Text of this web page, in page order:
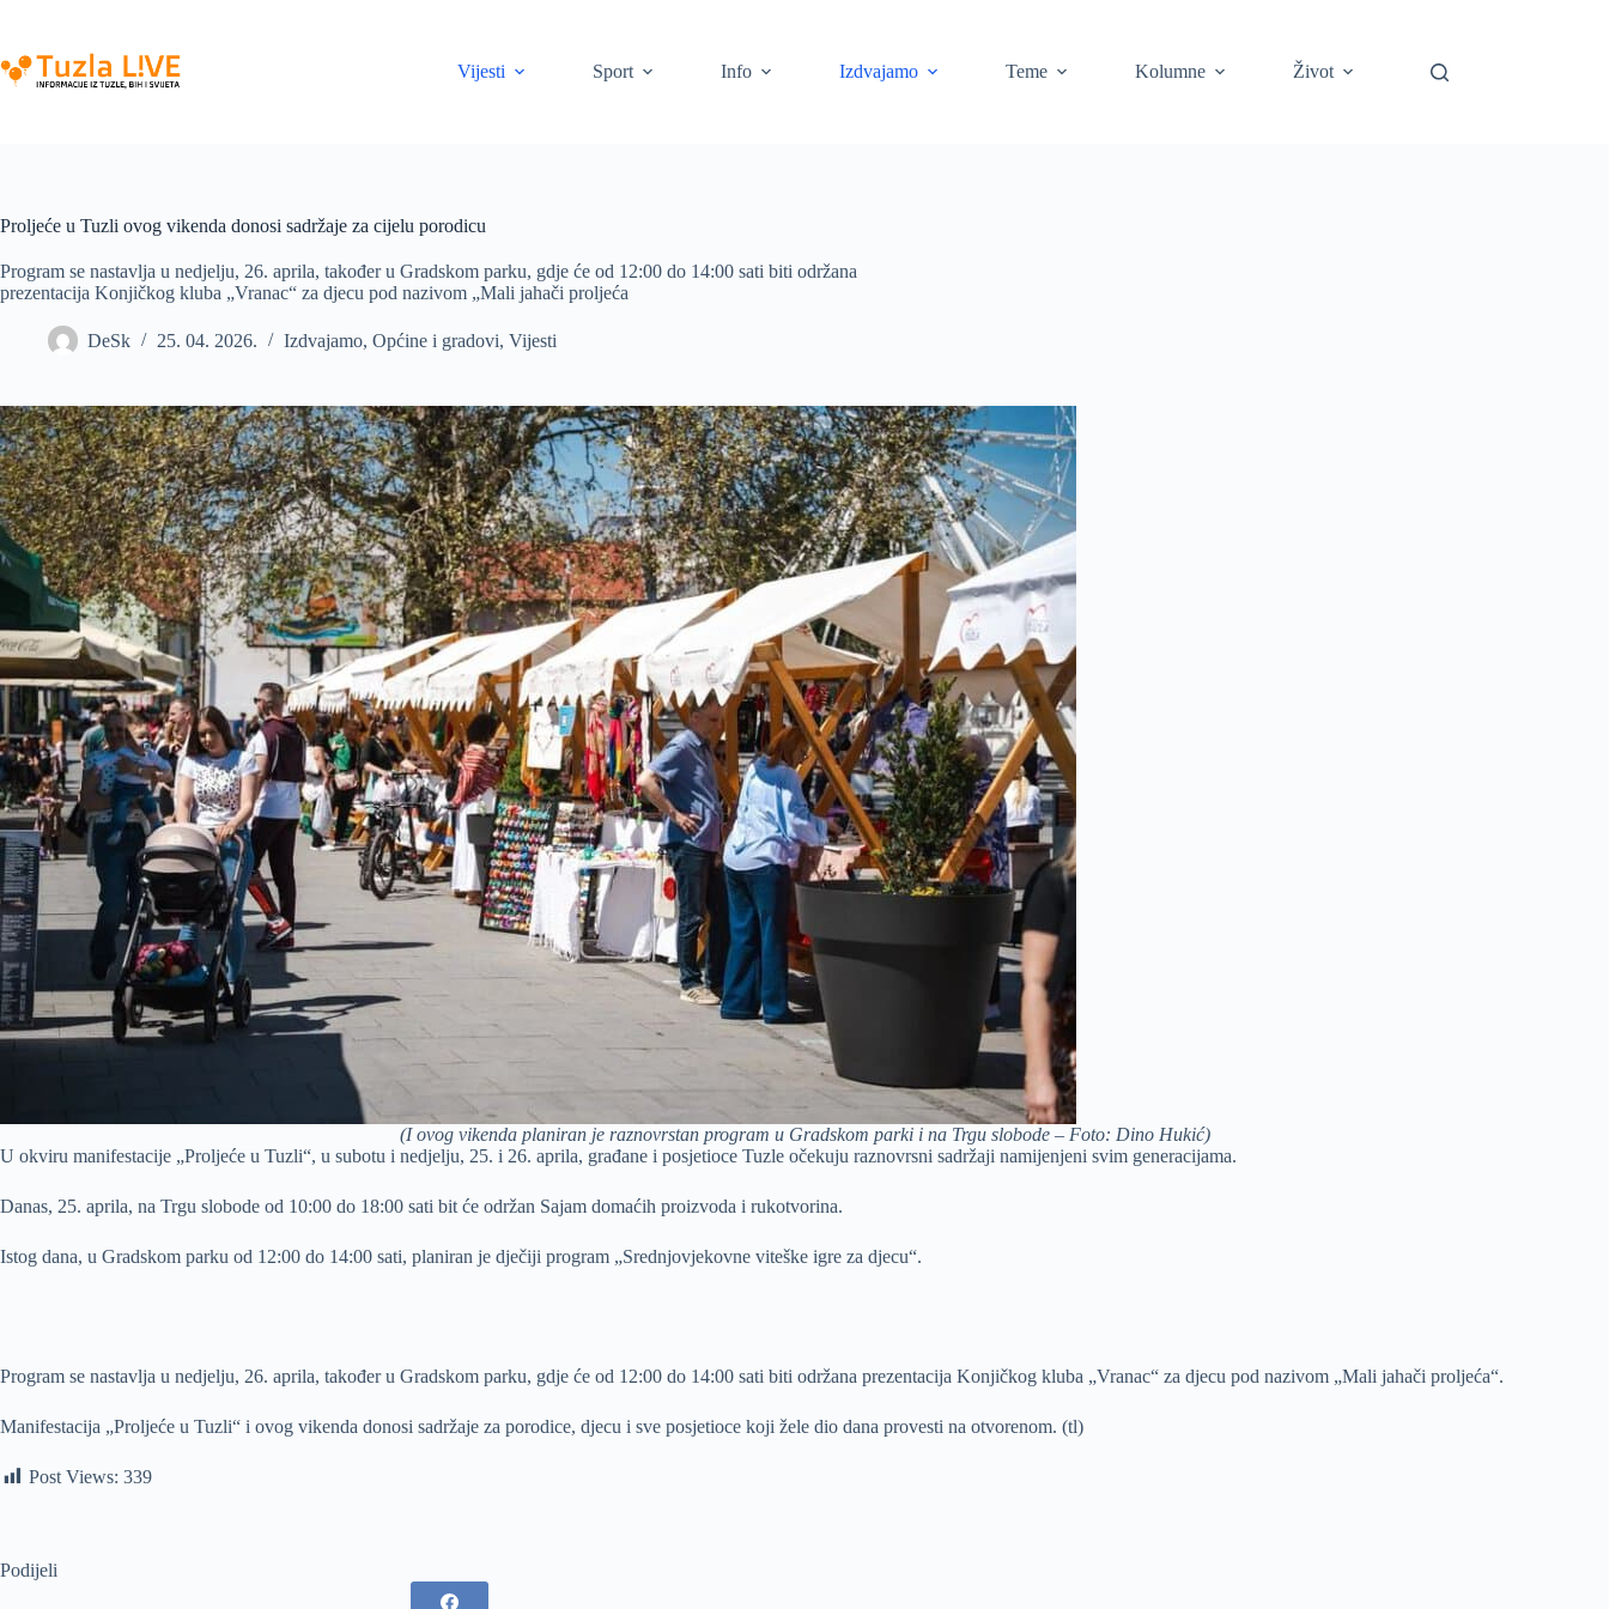
content
Vijesti
Sport Info Izdvajamo Teme Kolumne Život
Proljeće u Tuzli ovog vikenda donosi sadržaje za cijelu porodicu
Program se nastavlja u nedjelju, 26. aprila, također u Gradskom parku, gdje će od 12:00 do 14:00 sati biti održana
prezentacija Konjičkog kluba „Vranac“ za djecu pod nazivom „Mali jahači proljeća
DeSk 25. 04. 2026. Izdvajamo, Općine i gradovi, Vijesti
(I ovog vikenda planiran je raznovrstan program u Gradskom parki i na Trgu slobode – Foto: Dino Hukić)
U okviru manifestacije „Proljeće u Tuzli“, u subotu i nedjelju, 25. i 26. aprila, građane i posjetioce Tuzle očekuju raznovrsni sadržaji namijenjeni svim generacijama.
Danas, 25. aprila, na Trgu slobode od 10:00 do 18:00 sati bit će održan Sajam domaćih proizvoda i rukotvorina.
Istog dana, u Gradskom parku od 12:00 do 14:00 sati, planiran je dječiji program „Srednjovjekovne viteške igre za djecu“.
Program se nastavlja u nedjelju, 26. aprila, također u Gradskom parku, gdje će od 12:00 do 14:00 sati biti održana prezentacija Konjičkog kluba „Vranac“ za djecu pod nazivom „Mali jahači proljeća“.
Manifestacija „Proljeće u Tuzli“ i ovog vikenda donosi sadržaje za porodice, djecu i sve posjetioce koji žele dio dana provesti na otvorenom. (tl)
Post Views: 339
Podijeli